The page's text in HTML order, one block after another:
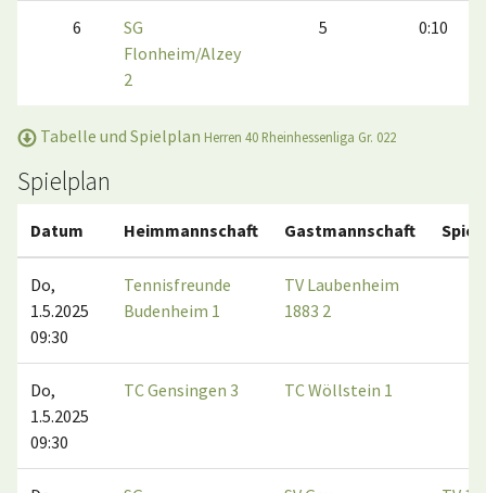
6
SG
Flonheim/Alzey
2
5 0:10
Tabelle und Spielplan Herren 40 Rheinhessenliga Gr. 022
Spielplan
Datum Heimmannschaft Gastmannschaft
Do,
1.5.2025
09:30
Tennisfreunde
Budenheim 1
TV Laubenheim
1883 2
Do,
1.5.2025
09:30
TC Gensingen 3 TC Wöllstein 1